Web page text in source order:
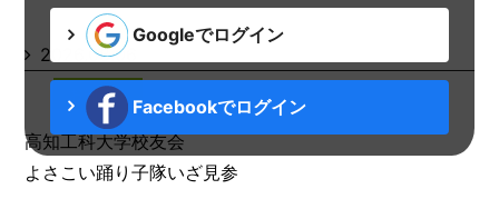
Googleでログイン
Facebookでログイン
2026.08.06
お知らせ
高知工科大学校友会
よさこい踊り子隊いざ見参